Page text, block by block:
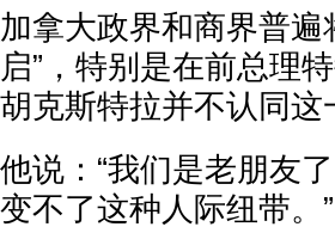
加拿大政界和商界普遍
启”，特别是在前总理
胡克斯特拉并不认同这
他说：“我们是老朋友
变不了这种人际纽带。”